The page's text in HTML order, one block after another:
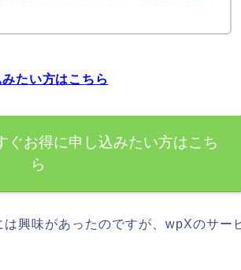
たい方はこちら
ぐお得に申し込みたい方はこち
ら
興味があったのですが、wpXのサー